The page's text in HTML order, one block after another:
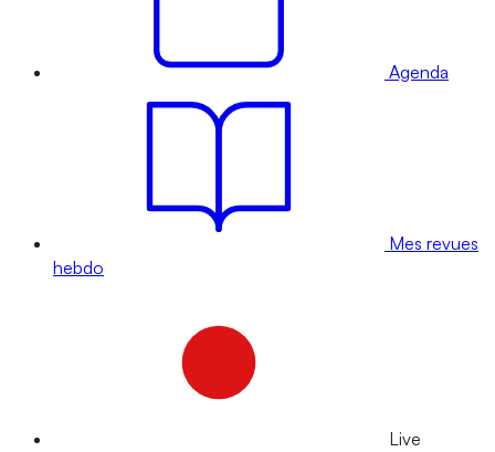
Agenda
Mes revues
hebdo
Live